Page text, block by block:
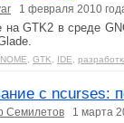
1 февраля 2010
на GTK2 в среде
GTK IDE
с ncurses:
Семилетов 1 марта